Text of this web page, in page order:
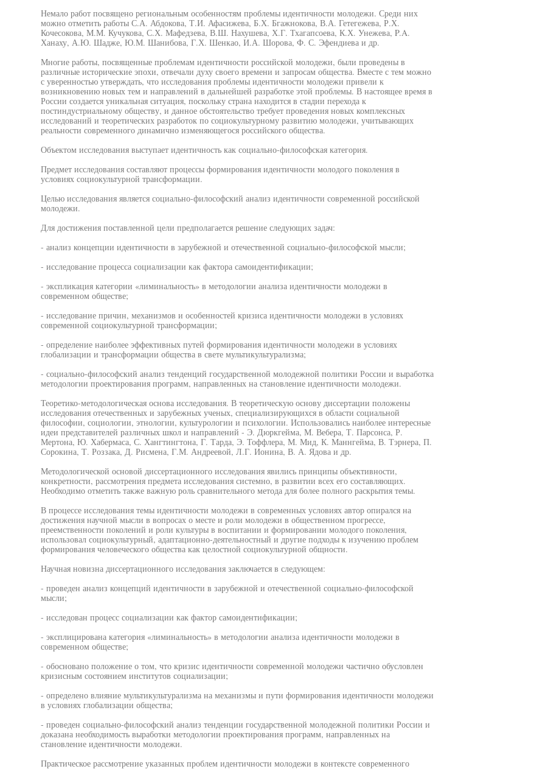
Немало работ посвящено региональным особенностям проблемы идентичности молодежи. Среди них
можно отметить работы С.А. Абдокова, Т.И. Афасижева, Б.Х. Бгажнокова, В.А. Гетегежева, Р.Х.
Кочесокова, М.М. Кучукова, С.Х. Мафедзева, В.Ш. Нахушева, Х.Г. Тхагапсоева, К.Х. Унежева, P.A.
Ханаху, А.Ю. Шадже, Ю.М. Шанибова, Г.Х. Шенкао, И.А. Шорова, Ф. С. Эфендиева и др.
Многие работы, посвященные проблемам идентичности российской молодежи, были проведены в
различные исторические эпохи, отвечали духу своего времени и запросам общества. Вместе с тем можно
с уверенностью утверждать, что исследования проблемы идентичности молодежи привели к
возникновению новых тем и направлений в дальнейшей разработке этой проблемы. В настоящее время в
России создается уникальная ситуация, поскольку страна находится в стадии перехода к
постиндустриальному обществу, и данное обстоятельство требует проведения новых комплексных
исследований и теоретических разработок по социокультурному развитию молодежи, учитывающих
реальности современного динамично изменяющегося российского общества.
Объектом исследования выступает идентичность как социально-философская категория.
Предмет исследования составляют процессы формирования идентичности молодого поколения в
условиях социокультурной трансформации.
Целью исследования является социально-философский анализ идентичности современной российской
молодежи.
Для достижения поставленной цели предполагается решение следующих задач:
- анализ концепции идентичности в зарубежной и отечественной социально-философской мысли;
- исследование процесса социализации как фактора самоидентификации;
- экспликация категории «лиминальность» в методологии анализа идентичности молодежи в
современном обществе;
- исследование причин, механизмов и особенностей кризиса идентичности молодежи в условиях
современной социокультурной трансформации;
- определение наиболее эффективных путей формирования идентичности молодежи в условиях
глобализации и трансформации общества в свете мультикультурализма;
- социально-философский анализ тенденций государственной молодежной политики России и выработка
методологии проектирования программ, направленных на становление идентичности молодежи.
Теоретико-методологическая основа исследования. В теоретическую основу диссертации положены
исследования отечественных и зарубежных ученых, специализирующихся в области социальной
философии, социологии, этнологии, культурологии и психологии. Использовались наиболее интересные
идеи представителей различных школ и направлений - Э. Дюркгейма, М. Вебера, Т. Парсонса, Р.
Мертона, Ю. Хабермаса, С. Хангтингтона, Г. Тарда, Э. Тоффлера, М. Мид, К. Маннгейма, В. Тэрнера, П.
Сорокина, Т. Роззака, Д. Рисмена, Г.М. Андреевой, Л.Г. Ионина, В. А. Ядова и др.
Методологической основой диссертационного исследования явились принципы объективности,
конкретности, рассмотрения предмета исследования системно, в развитии всех его составляющих.
Необходимо отметить также важную роль сравнительного метода для более полного раскрытия темы.
В процессе исследования темы идентичности молодежи в современных условиях автор опирался на
достижения научной мысли в вопросах о месте и роли молодежи в общественном прогрессе,
преемственности поколений и роли культуры в воспитании и формировании молодого поколения,
использовал социокультурный, адаптационно-деятельностный и другие подходы к изучению проблем
формирования человеческого общества как целостной социокультурной общности.
Научная новизна диссертационного исследования заключается в следующем:
- проведен анализ концепций идентичности в зарубежной и отечественной социально-философской
мысли;
- исследован процесс социализации как фактор самоидентификации;
- эксплицирована категория «лиминальность» в методологии анализа идентичности молодежи в
современном обществе;
- обосновано положение о том, что кризис идентичности современной молодежи частично обусловлен
кризисным состоянием институтов социализации;
- определено влияние мультикультурализма на механизмы и пути формирования идентичности молодежи
в условиях глобализации общества;
- проведен социально-философский анализ тенденции государственной молодежной политики России и
доказана необходимость выработки методологии проектирования программ, направленных на
становление идентичности молодежи.
Практическое рассмотрение указанных проблем идентичности молодежи в контексте современного